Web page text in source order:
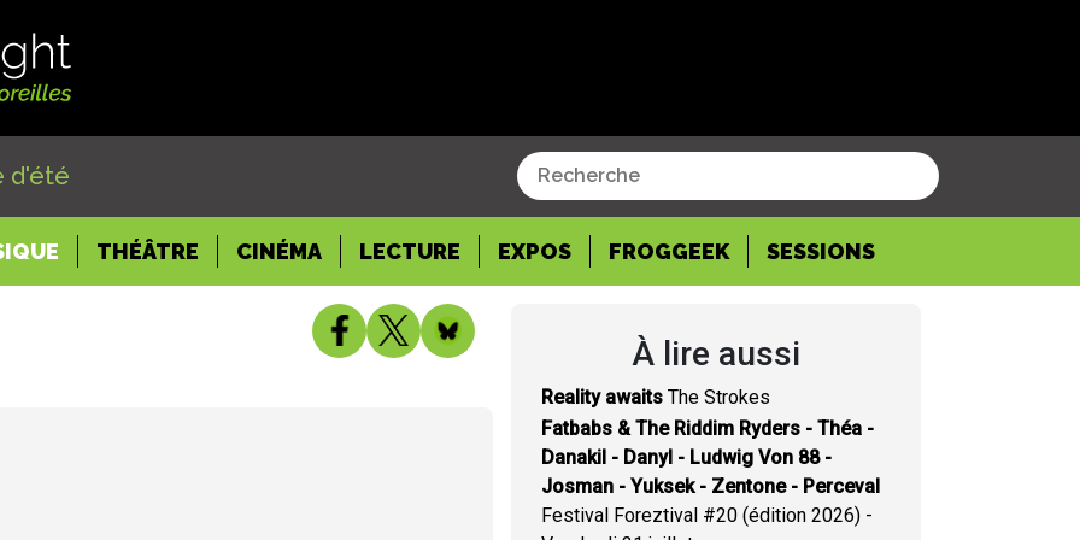
d'été
THÉÂTRE CINÉMA LECTURE EXPOS FROGGEEK SESSIONS
À lire aussi
Reality awaits The Strokes
Fatbabs & The Riddim Ryders - Théa -
Danakil - Danyl - Ludwig Von 88 -
Josman - Yuksek - Zentone - Perceval
Festival Foreztival #20 (édition 2026) -